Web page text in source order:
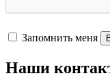
Запомнить меня
Наши